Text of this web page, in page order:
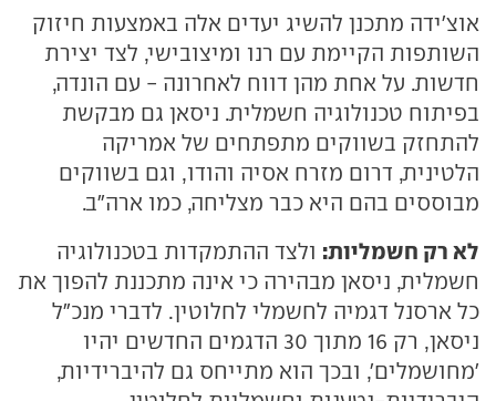
אוצ'ידה מתכנן להשיג יעדים אלה באמצעות חיזוק
השותפות הקיימת עם רנו ומיצובישי, לצד יצירת
חדשות. על אחת מהן דווח לאחרונה - עם הונדה,
בפיתוח טכנולוגיה חשמלית. ניסאן גם מבקשת
להתחזק בשווקים מתפתחים של אמריקה
הלטינית, דרום מזרח אסיה והודו, וגם בשווקים
מבוססים בהם היא כבר מצליחה, כמו ארה"ב.
לא רק חשמליות: ולצד ההתמקדות בטכנולוגיה
חשמלית, ניסאן מבהירה כי אינה מתכננת להפוך את
כל ארסנל דגמיה לחשמלי לחלוטין. לדברי מנכ"ל
ניסאן, רק 16 מתוך 30 הדגמים החדשים יהיו
'מחושמלים', ובכך הוא מתייחס גם להיברידיות,